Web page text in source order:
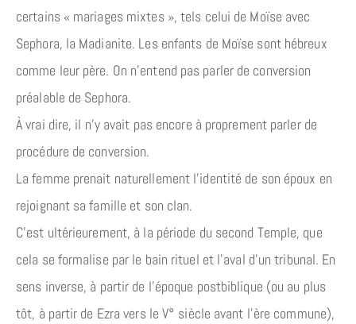
certains « mariages mixtes », tels celui de Moïse avec
Sephora, la Madianite. Les enfants de Moïse sont hébreux
comme leur père. On n’entend pas parler de conversion
préalable de Sephora.
À vrai dire, il n’y avait pas encore à proprement parler de
procédure de conversion.
La femme prenait naturellement l’identité de son époux en
rejoignant sa famille et son clan.
C’est ultérieurement, à la période du second Temple, que
cela se formalise par le bain rituel et l’aval d’un tribunal. En
sens inverse, à partir de l’époque postbiblique (ou au plus
tôt, à partir de Ezra vers le V° siècle avant l’ère commune),